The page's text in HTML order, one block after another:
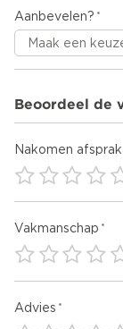
Aanbevelen?
Beoordeel de
Nakomen
Vakmanschap
Advies